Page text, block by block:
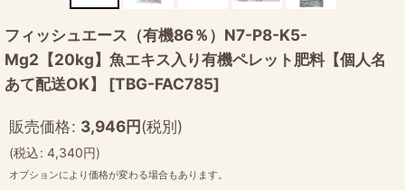
フィッシュエース（有機86％）N7-P8-K5-
Mg2【20kg】魚エキス入り有機ペレット肥料【個人名
あて配送OK】
[TBG-FAC785]
販売価格: 3,946円(税別)
(税込: 4,340円)
オプションにより価格が変わる場合もあります。